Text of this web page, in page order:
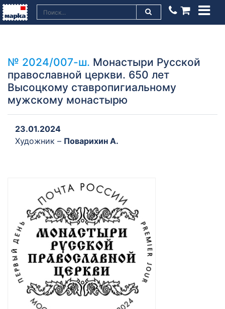
№ 2024/007-ш. Монастыри Русской
православной церкви. 650 лет
Высоцкому ставропигиальному
мужскому монастырю
23.01.2024
Художник – Поварихин А.